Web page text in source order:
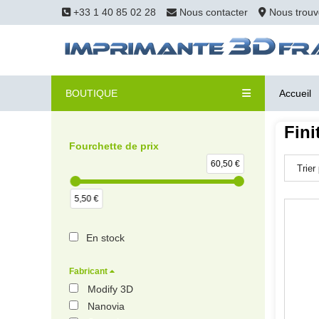
+33 1 40 85 02 28 Nous contacter Nous
BOUTIQUE Accueil
Fourchette de prix
5,50 €
60,50 €
En stock
Fabricant
Modify 3D
Nanovia